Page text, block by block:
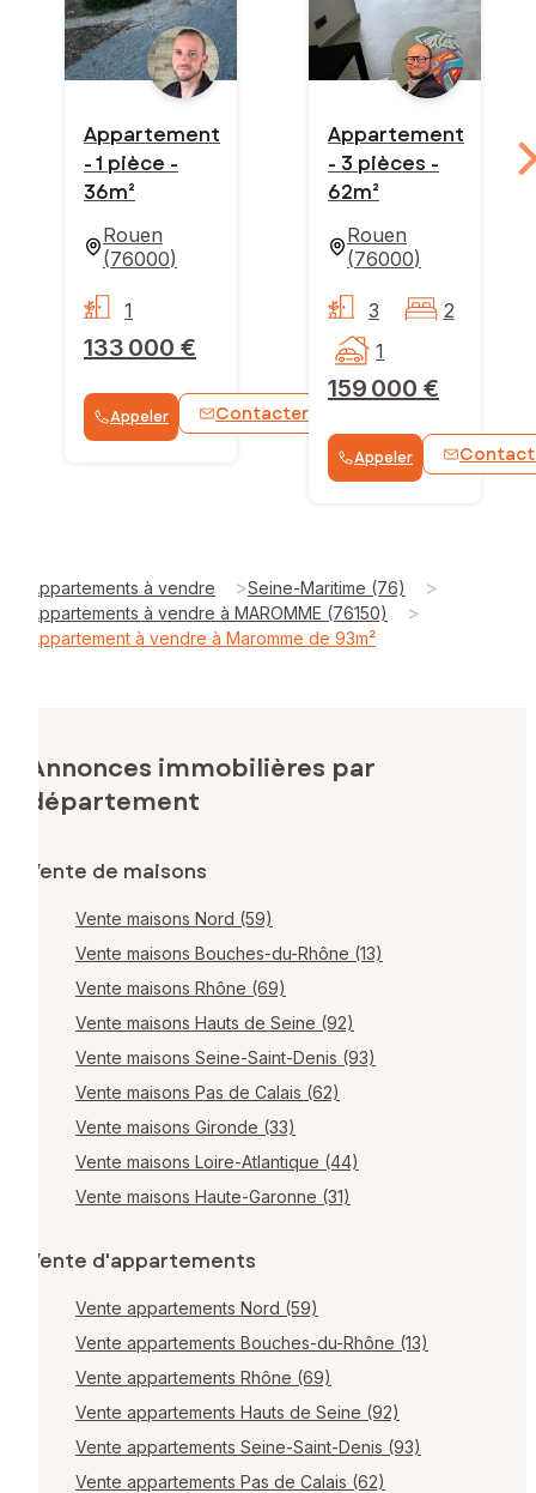
Appartement
- 1 pièce -
36m²
Rouen
(76000)
133 000 €
1
Appeler Contacter
Appartement
- 3 pièces -
62m²
Rouen
(76000)
159 000 €
3
2
1
Appeler
Appartements à vendre >Seine-Maritime (76) >
Appartements à vendre à MAROMME (76150) >
Appartement à vendre à Maromme de 93m²
Annonces immobilières par
département
Vente de maisons
Vente maisons Nord (59)
Vente maisons Bouches-du-Rhône (13)
Vente maisons Rhône (69)
Vente maisons Hauts de Seine (92)
Vente maisons Seine-Saint-Denis (93)
Vente maisons Pas de Calais (62)
Vente maisons Gironde (33)
Vente maisons Loire-Atlantique (44)
Vente maisons Haute-Garonne (31)
Vente d'appartements
Vente appartements Nord (59)
Vente appartements Bouches-du-Rhône (13)
Vente appartements Rhône (69)
Vente appartements Hauts de Seine (92)
Vente appartements Seine-Saint-Denis (93)
Vente appartements Pas de Calais (62)